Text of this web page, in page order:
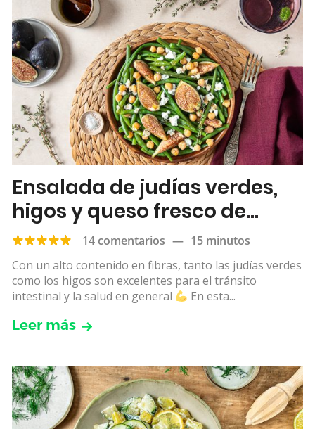
Ensalada de judías verdes,
higos y queso fresco de
cabra
14 comentarios — 15 minutos
Con un alto contenido en fibras, tanto las judías verdes
como los higos son excelentes para el tránsito
intestinal y la salud en general
En esta...
Leer más